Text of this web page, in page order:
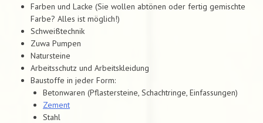
Farben und Lacke (Sie wollen abtönen oder fertig gemischte
Farbe? Alles ist möglich!)
Schweißtechnik
Zuwa Pumpen
Natursteine
Arbeitsschutz und Arbeitskleidung
Baustoffe in jeder Form:
Betonwaren (Pflastersteine, Schachtringe, Einfassungen)
Zement
Stahl